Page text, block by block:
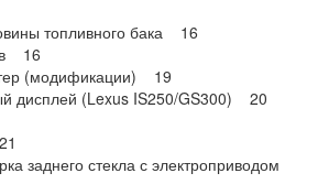
топливного бака 16
16
(модификации) 19
дисплей (Lexus IS250/GS300) 20
заднего стекла с электроприводом